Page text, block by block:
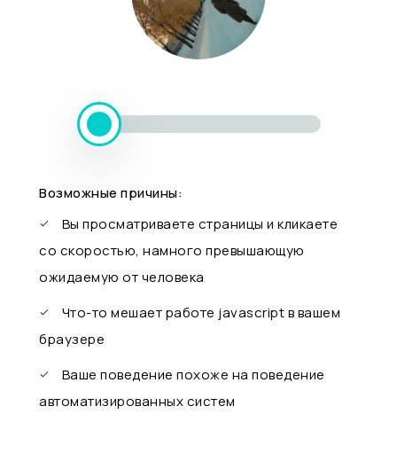
Возможные причины:
Вы просматриваете страницы и кликаете
со скоростью, намного превышающую
ожидаемую от человека
Что-то мешает работе javascript в вашем
браузере
Ваше поведение похоже на поведение
автоматизированных систем